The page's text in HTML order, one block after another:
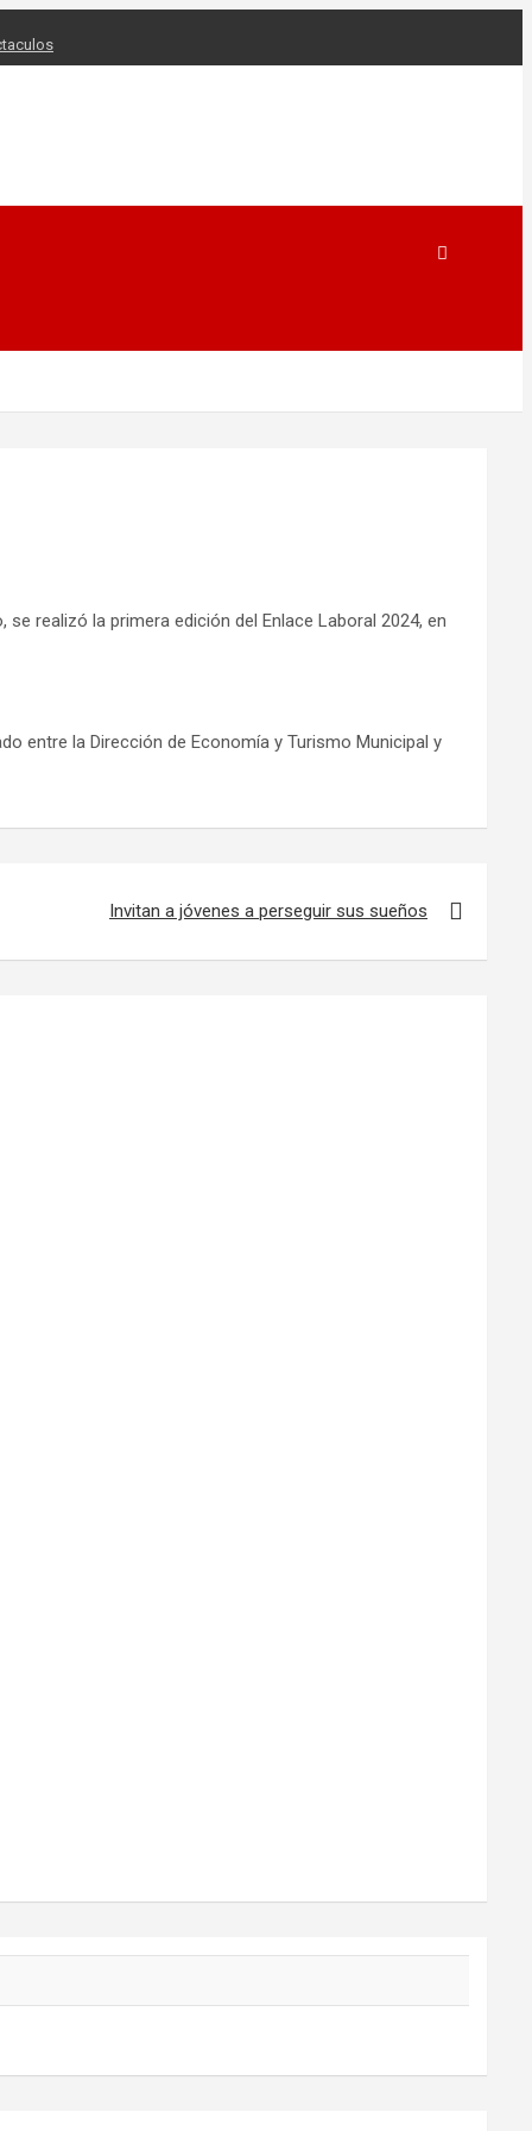
realizó la primera edición del Enlace Laboral 2024, en
entre la Dirección de Economía y Turismo Municipal y
Invitan a jóvenes a perseguir sus sueños